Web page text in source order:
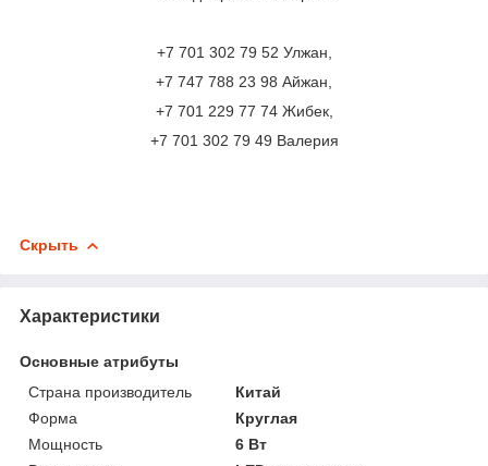
+7 701 302 79 52 Улжан,
+7 747 788 23 98 Айжан,
+7 701 229 77 74 Жибек,
+7 701 302 79 49 Валерия
Скрыть
Характеристики
Основные атрибуты
Страна производитель
Китай
Форма
Круглая
Мощность
6 Вт